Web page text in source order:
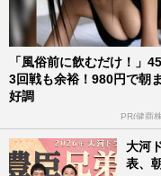
ンも
週刊女性
「風俗前に飲むだけ！」
3回戦も余裕！980円で朝
好調
PR(健商
大河
表、